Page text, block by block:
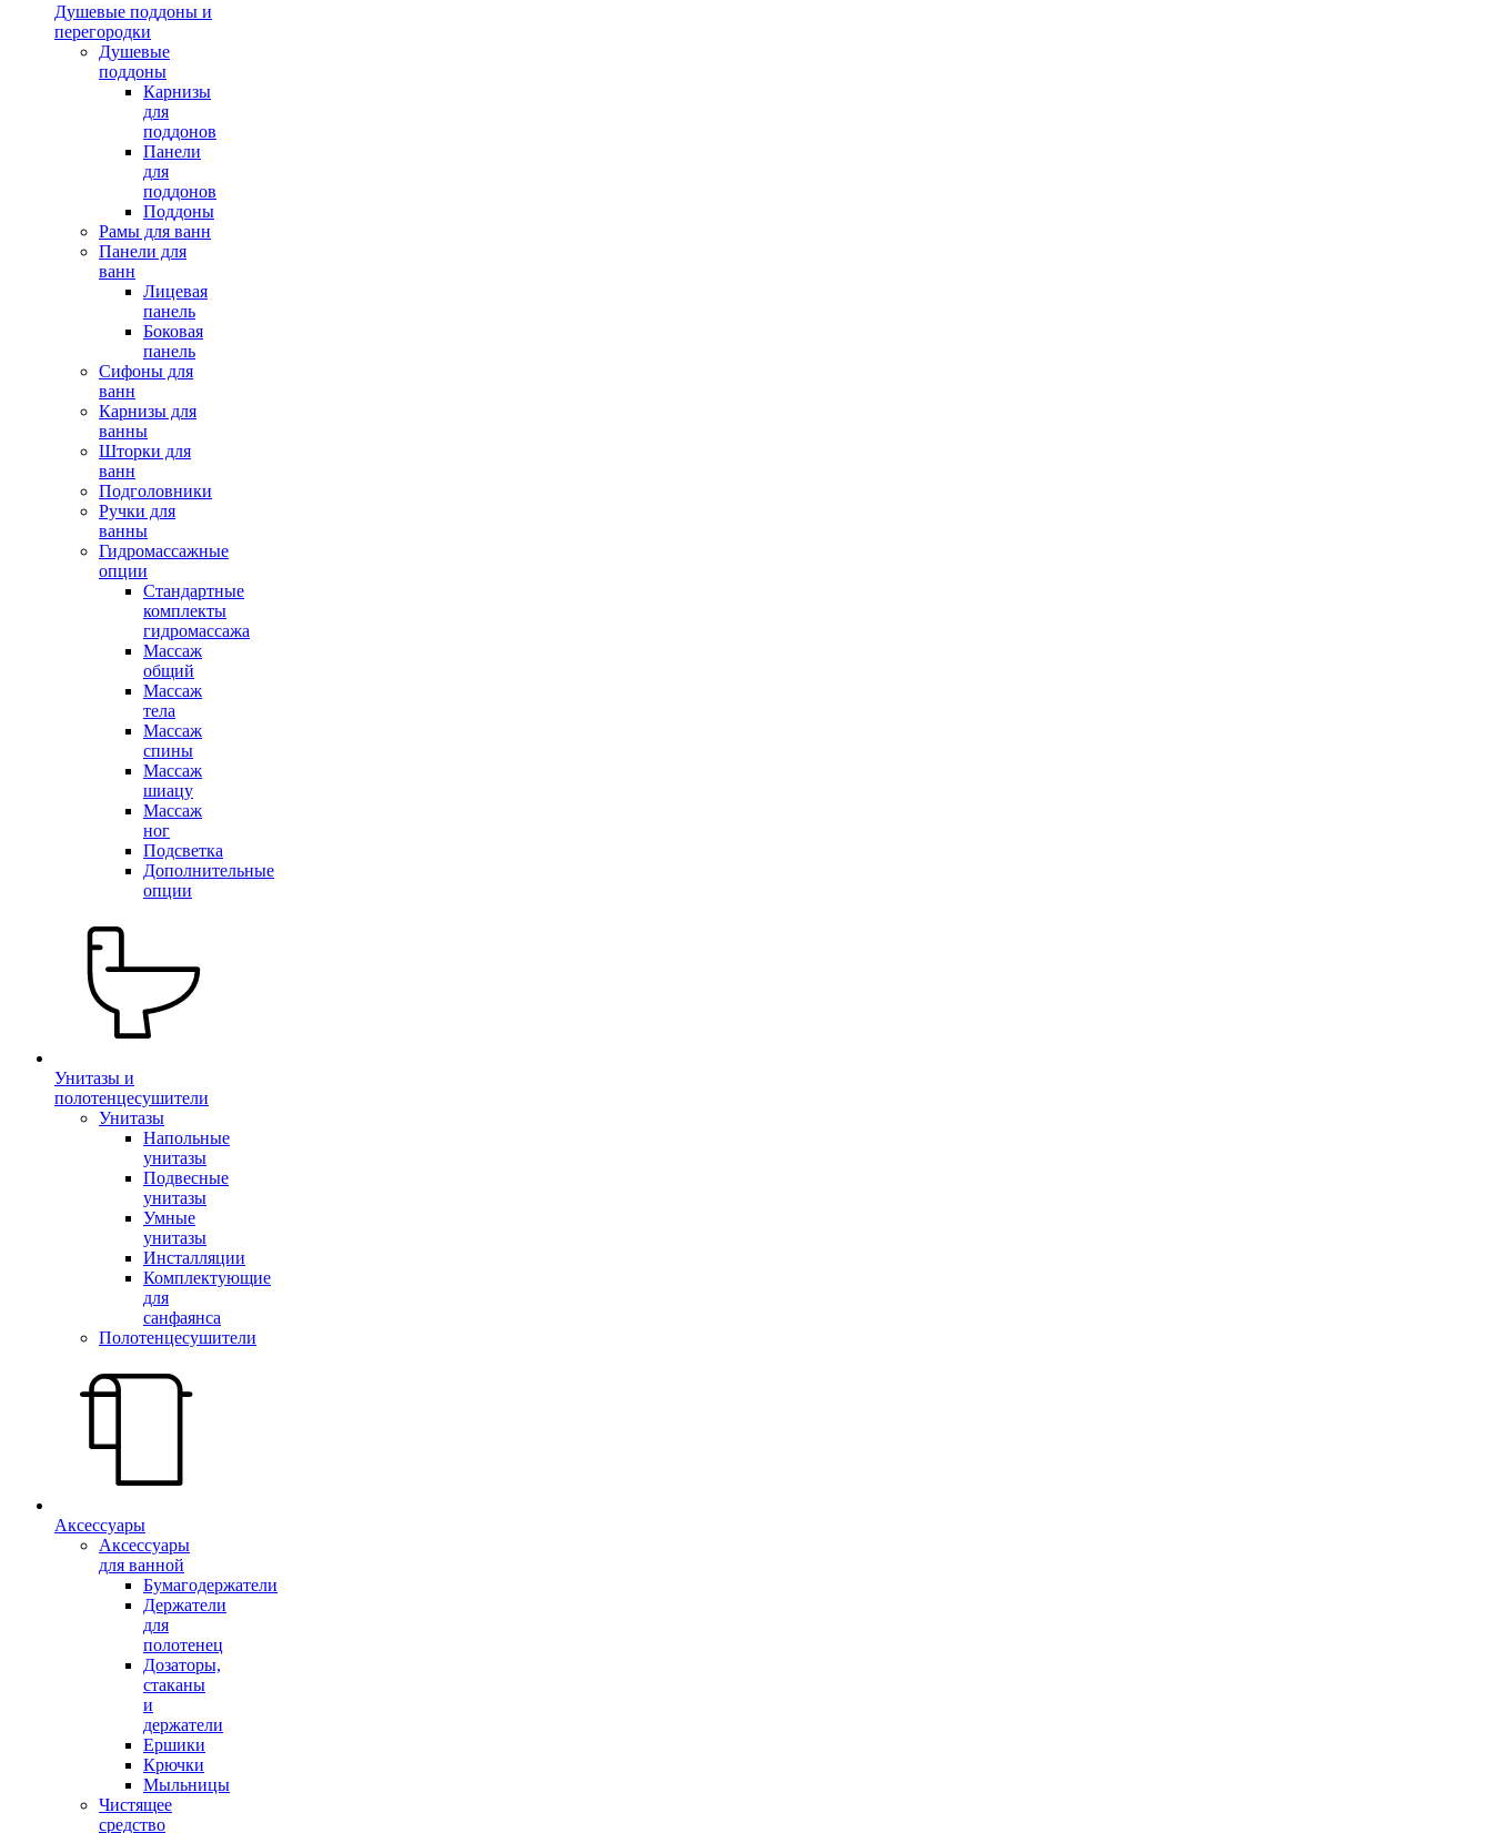
Душевые поддоны и
перегородки
Душевые
поддоны
Карнизы
для
поддонов
Панели
для
поддонов
Поддоны
Рамы для ванн
Панели для
ванн
Лицевая
панель
Боковая
панель
Сифоны для
ванн
Карнизы для
ванны
Шторки для
ванн
Подголовники
Ручки для
ванны
Гидромассажные
опции
Стандартные
комплекты
гидромассажа
Массаж
общий
Массаж
тела
Массаж
спины
Массаж
шиацу
Массаж
ног
Подсветка
Дополнительные
опции
Унитазы и
полотенцесушители
Унитазы
Напольные
унитазы
Подвесные
унитазы
Умные
унитазы
Инсталляции
Комплектующие
для
санфаянса
Полотенцесушители
Аксессуары
Аксессуары
для ванной
Бумагодержатели
Держатели
для
полотенец
Дозаторы,
стаканы
и
держатели
Ершики
Крючки
Мыльницы
Чистящее
средство